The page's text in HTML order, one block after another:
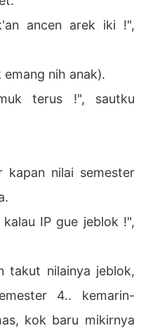
ancen arek iki !",
nih anak).
terus !", sautku
kapan nilai semester
IP gue jeblok !",
takut nilainya jeblok,
4.. kemarin-
kok baru mikirnya